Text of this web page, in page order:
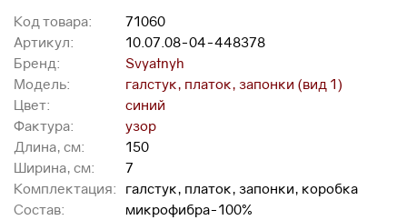
Код товара:
71060
Артикул:
10.07.08-04-448378
Бренд:
Svyatnyh
Модель:
галстук, платок, запонки (вид 1)
Цвет:
синий
Фактура:
узор
Длина, см:
150
Ширина, см:
7
Комплектация:
галстук, платок, запонки, коробка
Состав:
микрофибра-100%